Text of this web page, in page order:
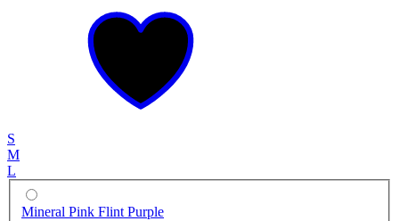
S
M
L
Mineral Pink Flint Purple